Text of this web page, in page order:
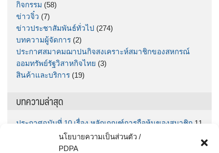
นโยบายความเป็นส่วนตัว /
PDPA
กิจกรรม (58)
ข่าวจิ๋ว (7)
ข่าวประชาสัมพันธ์ทั่วไป (274)
บทความผู้จัดการ (2)
ประกาศสมาคมฌาปนกิจสงเคราะห์สมาชิกของสหกรณ์
ออมทรัพย์รัฐวิสาหกิจไทย (3)
สินค้าและบริการ (19)
บทความล่าสุด
ประกาศฉบับที่ 10 เรื่อง หลักเกณฑ์การถือหุ้นของสมาชิก 11
มิถุนายน 2026
ประกาศฉบับที่ 9 เรื่อง กำหนดรับฝากเงินออมทรัพย์พิเศษ